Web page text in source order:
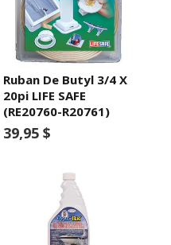
Ruban De Butyl 3/4 X
20pi LIFE SAFE
(RE20760-R20761)
39,95 $